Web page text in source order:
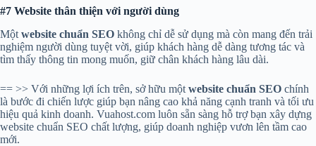
#7 Website thân thiện với người dùng
Một website chuẩn SEO không chỉ dễ sử dụng mà còn mang đến trải
nghiệm người dùng tuyệt vời, giúp khách hàng dễ dàng tương tác và
tìm thấy thông tin mong muốn, giữ chân khách hàng lâu dài.
== >> Với những lợi ích trên, sở hữu một website chuẩn SEO chính
là bước đi chiến lược giúp bạn nâng cao khả năng cạnh tranh và tối ưu
hiệu quả kinh doanh. Vuahost.com luôn sẵn sàng hỗ trợ bạn xây dựng
website chuẩn SEO chất lượng, giúp doanh nghiệp vươn lên tầm cao
mới.